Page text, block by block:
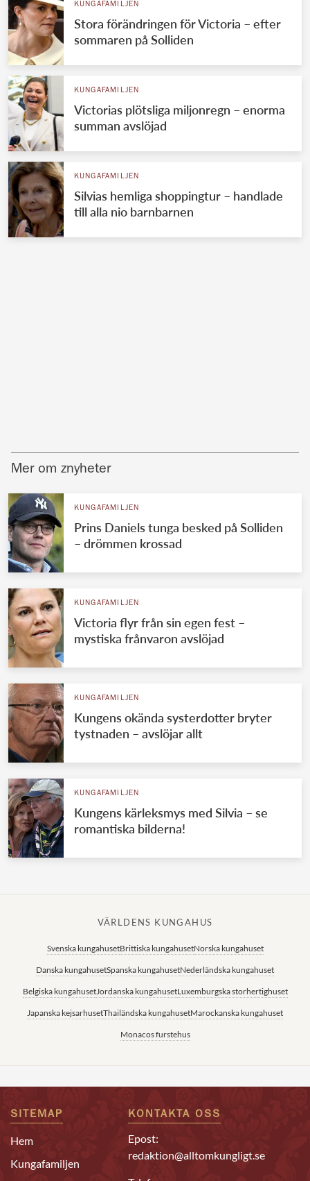
KUNGAFAMILJEN
Stora förändringen för Victoria – efter
sommaren på Solliden
KUNGAFAMILJEN
Victorias plötsliga miljonregn – enorma
summan avslöjad
KUNGAFAMILJEN
Silvias hemliga shoppingtur – handlade
till alla nio barnbarnen
Mer om znyheter
KUNGAFAMILJEN
Prins Daniels tunga besked på Solliden
– drömmen krossad
KUNGAFAMILJEN
Victoria flyr från sin egen fest –
mystiska frånvaron avslöjad
KUNGAFAMILJEN
Kungens okända systerdotter bryter
tystnaden – avslöjar allt
KUNGAFAMILJEN
Kungens kärleksmys med Silvia – se
romantiska bilderna!
VÄRLDENS KUNGAHUS
Svenska kungahusetBrittiska kungahusetNorska kungahuset
Danska kungahusetSpanska kungahusetNederländska kungahuset
Belgiska kungahusetJordanska kungahusetLuxemburgska storhertighuset
Japanska kejsarhusetThailändska kungahusetMarockanska kungahuset
Monacos furstehus
SITEMAP
Hem
Kungafamiljen
KONTAKTA OSS
Epost:
redaktion@alltomkungligt.se